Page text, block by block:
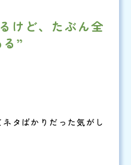
けど、たぶん全
”
タばかりだった気がし